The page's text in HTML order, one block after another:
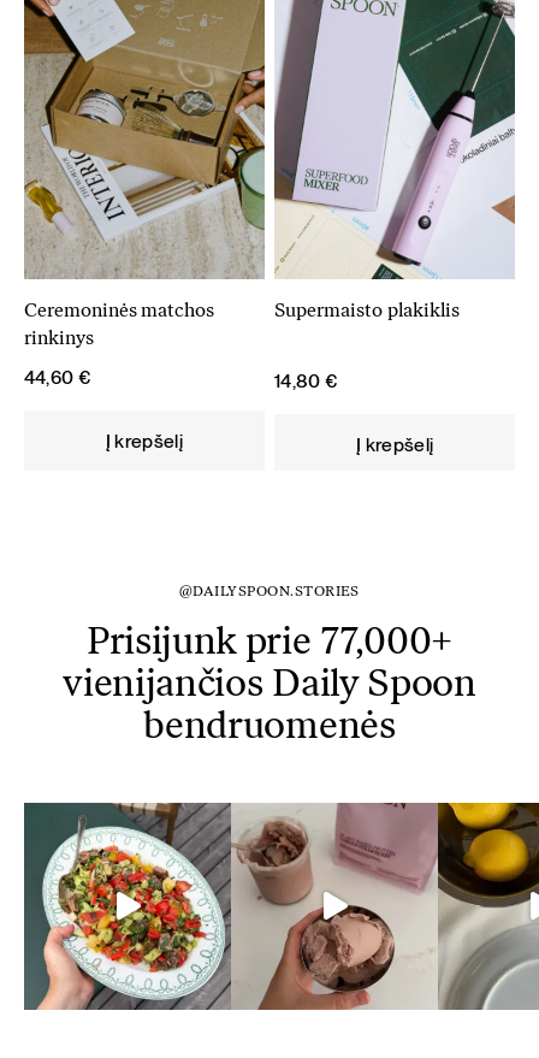
Ceremoninės matchos
rinkinys
44,60 €
Į krepšelį
Supermaisto plakiklis
14,80 €
Į krepšelį
@DAILYSPOON.STORIES
Prisijunk prie 77,000+
vienijančios Daily Spoon
bendruomenės